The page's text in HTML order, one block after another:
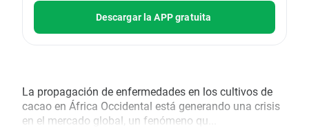
Descargar la APP gratuita
La propagación de enfermedades en los cultivos de
cacao en África Occidental está generando una crisis
en el mercado global, un fenómeno qu...